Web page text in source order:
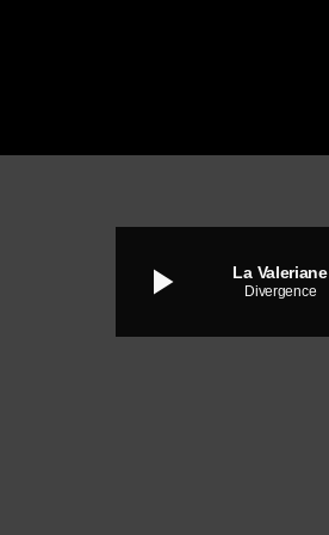
play_arrow La Valeriane
Divergence